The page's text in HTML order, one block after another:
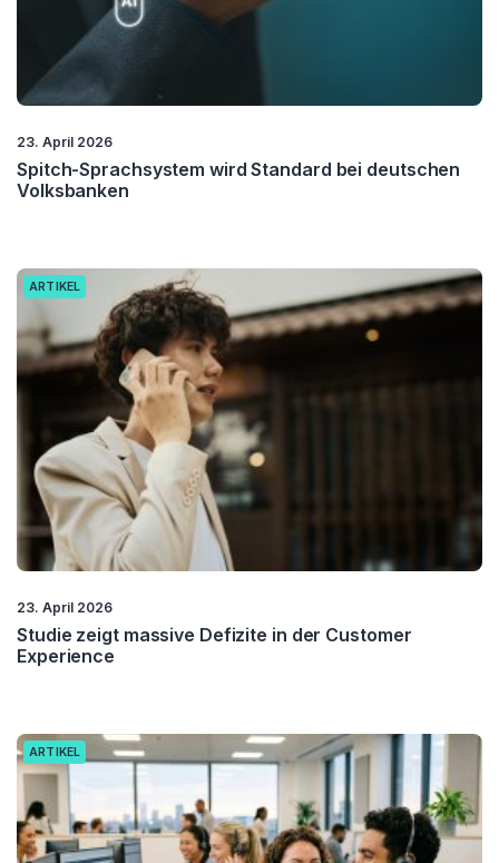
23. April 2026
Spitch-Sprachsystem wird Standard bei deutschen
Volksbanken
ARTIKEL
23. April 2026
Studie zeigt massive Defizite in der Customer
Experience
ARTIKEL